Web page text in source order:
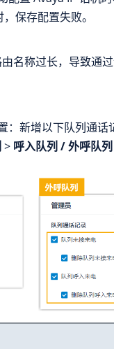
，保存配置失败。
名称过长，导致通
：新增以下队列通话
> 呼入队列 / 外呼队列